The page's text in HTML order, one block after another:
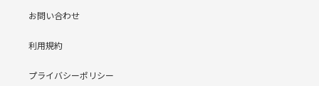
お問い合わせ
利用規約
プライバシーポリシー